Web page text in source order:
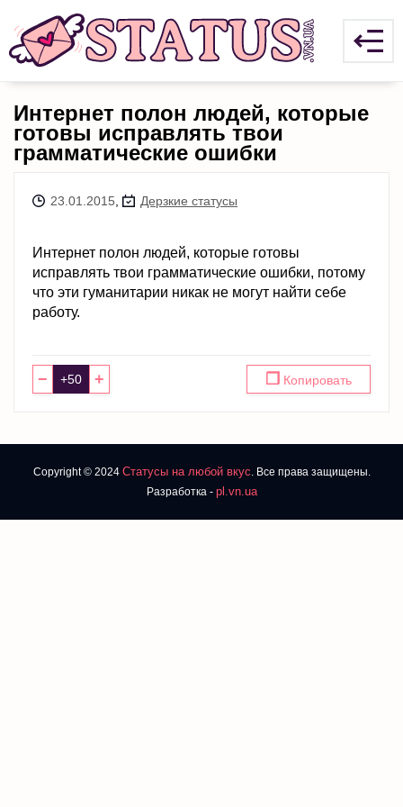
Интернет полон людей, которые
готовы исправлять твои
грамматические ошибки
23.01.2015 Дерзкие статусы
Интернет полон людей, которые готовы
исправлять твои грамматические ошибки, потому
что эти гуманитарии никак не могут найти себе
работу.
− + ❐ Копировать
Copyright © 2024 Статусы на любой вкус. Все права защищены.
Разработка - pl.vn.ua